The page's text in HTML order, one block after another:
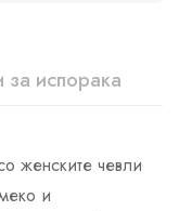
за испорака
женските чевли
и